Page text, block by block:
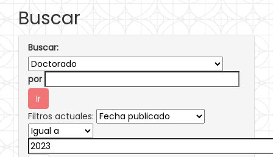
Buscar
Buscar:
por
Filtros actuales: